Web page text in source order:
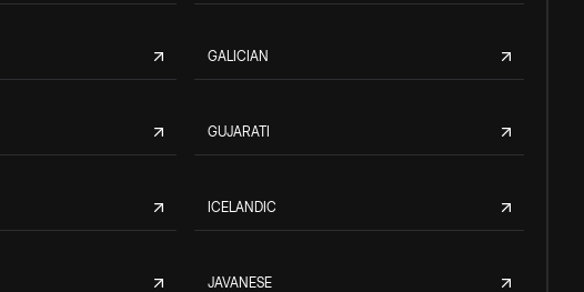
GALICIAN
GUJARATI
ICELANDIC
JAVANESE